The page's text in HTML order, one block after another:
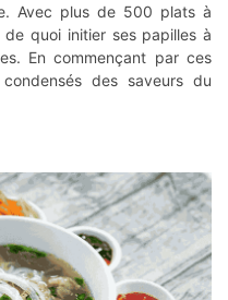
Avec plus de 500 plats à
quoi initier ses papilles à
En commençant par ces
des saveurs du